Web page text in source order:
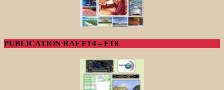
PUBLICATION RAF FT4 – FT8